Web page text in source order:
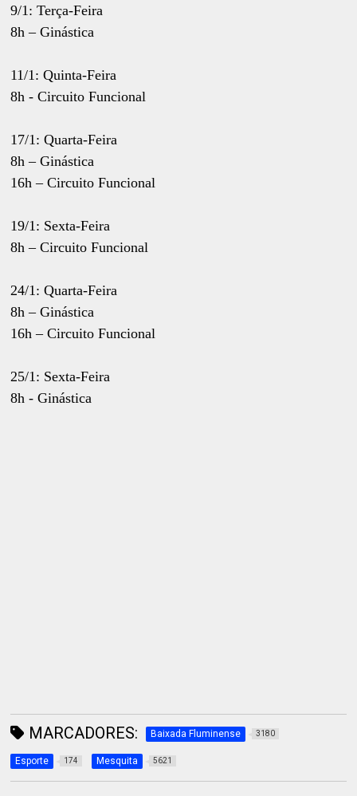
9/1: Terça-Feira
8h – Ginástica
11/1: Quinta-Feira
8h - Circuito Funcional
17/1: Quarta-Feira
8h – Ginástica
16h – Circuito Funcional
19/1: Sexta-Feira
8h – Circuito Funcional
24/1: Quarta-Feira
8h – Ginástica
16h – Circuito Funcional
25/1: Sexta-Feira
8h - Ginástica
MARCADORES: Baixada Fluminense 3180
Esporte 174 Mesquita 5621